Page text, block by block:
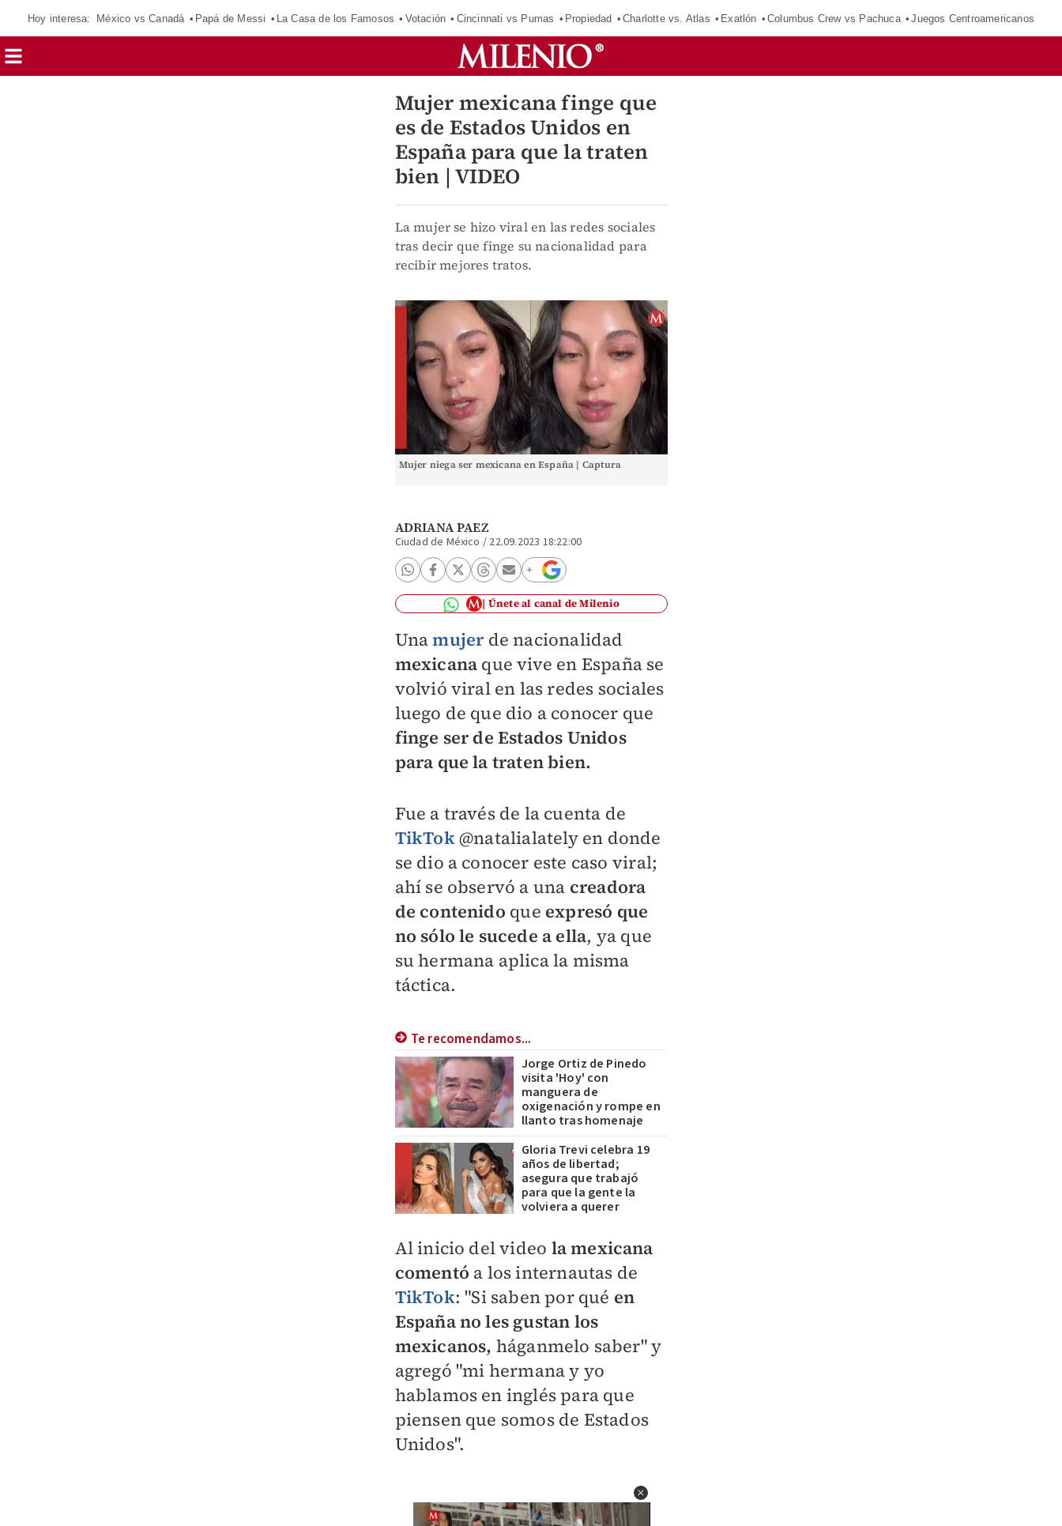
Hoy interesa: México vs Canadá Papá de Messi La Casa de los Famosos Votación Cincinnati vs Pumas Propiedad Charlotte vs. Atlas Exatlón Columbus Crew vs Pachuca Juegos Centroamericanos
Mujer mexicana finge que
es de Estados Unidos en
España para que la traten
bien | VIDEO
La mujer se hizo viral en las redes sociales
tras decir que finge su nacionalidad para
recibir mejores tratos.
Mujer niega ser mexicana en España | Captura
ADRIANA PAEZ
Ciudad de México / 22.09.2023 18:22:00
Únete al canal de Milenio
Unamujerde nacionalidad
mexicana que vive en España se
volvió viral en las redes sociales
luego de que dio a conocer que
finge ser de Estados Unidos
para que la traten bien.
Fue a través de la cuenta de
TikTok@natalialately en donde
se dio a conocer este caso viral;
ahí se observó a una creadora
de contenido que expresó que
no sólo le sucede a ella, ya que
su hermana aplica la misma
táctica.
Te recomendamos...
Jorge Ortiz de Pinedo
visita 'Hoy' con
manguera de
oxigenación y rompe en
llanto tras homenaje
Gloria Trevi celebra 19
años de libertad;
asegura que trabajó
para que la gente la
volviera a querer
Al inicio del video la mexicana
comentó a los internautas de
TikTok: "Si saben por qué en
España no les gustan los
mexicanos, háganmelo saber" y
agregó "mi hermana y yo
hablamos en inglés para que
piensen que somos de Estados
Unidos".